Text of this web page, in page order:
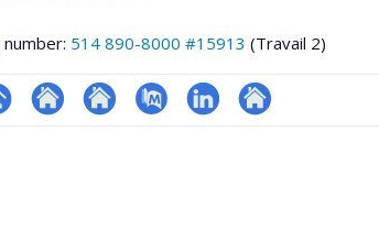
514 890-8000 #15913 (Travail 2)
Site
Site
PubMedLinkedInAutre